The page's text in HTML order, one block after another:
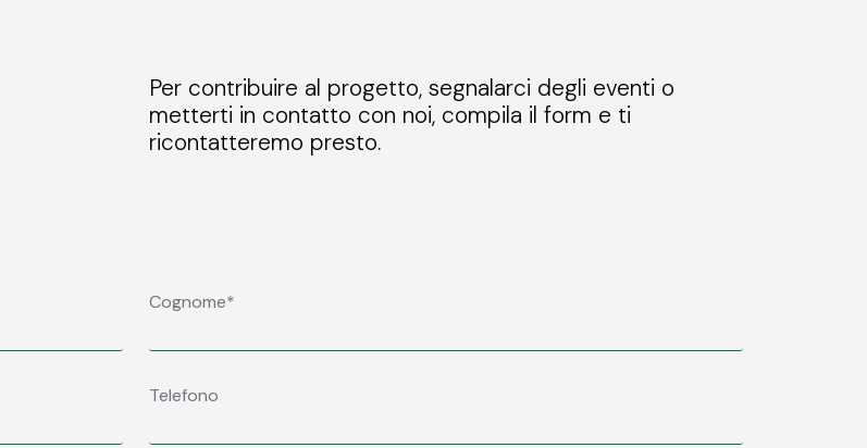
Per contribuire al progetto, segnalarci degli eventi o
metterti in contatto con noi, compila il form e ti
ricontatteremo presto.